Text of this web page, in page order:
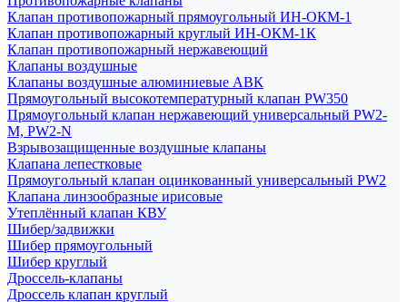
Клапан противопожарный прямоугольный ИН-ОКМ-1
Клапан противопожарный круглый ИН-ОКМ-1К
Клапан противопожарный нержавеющий
Клапаны воздушные
Клапаны воздушные алюминиевые АВК
Прямоугольный высокотемпературный клапан PW350
Прямоугольный клапан нержавеющий универсальный PW2-
M, PW2-N
Взрывозащищенные воздушные клапаны
Клапана лепестковые
Прямоугольный клапан оцинкованный универсальный PW2
Клапана линзообразные ирисовые
Утеплённый клапан КВУ
Шибер/задвижки
Шибер прямоугольный
Шибер круглый
Дроссель-клапаны
Дроссель клапан круглый